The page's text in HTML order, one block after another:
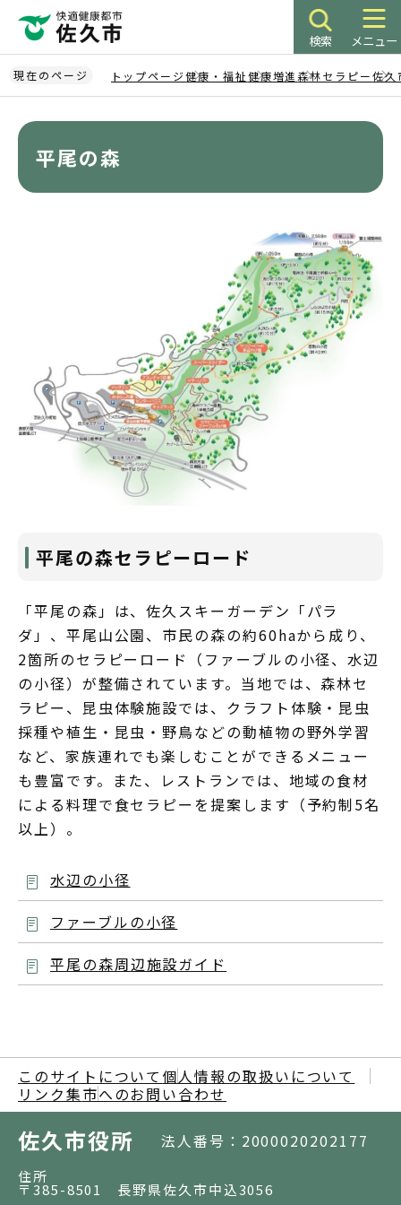
ペ
ー
ジ
検索 メニュー
現在のページ トップページ健康・福祉健康増進森林セラピー佐久
平尾の森
平尾の森セラピーロード
「平尾の森」は、佐久スキーガーデン「パラ
ダ」、平尾山公園、市民の森の約60haから成り、
2箇所のセラピーロード（ファーブルの小径、水辺
の小径）が整備されています。当地では、森林セ
ラピー、昆虫体験施設では、クラフト体験・昆虫
採種や植生・昆虫・野鳥などの動植物の野外学習
など、家族連れでも楽しむことができるメニュー
も豊富です。また、レストランでは、地域の食材
による料理で食セラピーを提案します（予約制5名
以上）。
水辺の小径
ファーブルの小径
平尾の森周辺施設ガイド
このサイトについて 個人情報の取扱いについて
リンク集市へのお問い合わせ
佐久市役所 法人番号：2000020202177
住所
〒385-8501 長野県佐久市中込3056